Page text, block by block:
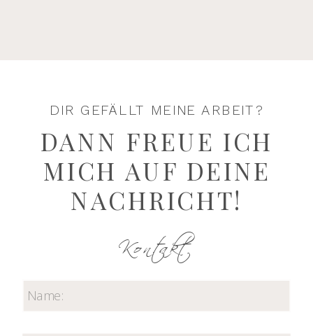
Kontakt
DANN FREUE ICH
MICH AUF DEINE
NACHRICHT!
DIR GEFÄLLT MEINE ARBEIT?